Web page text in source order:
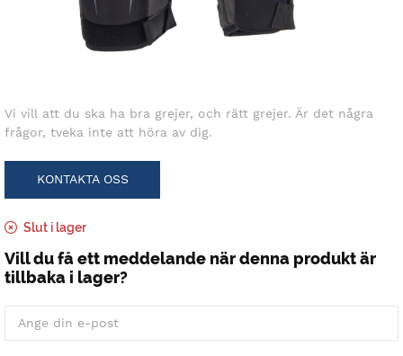
Vi vill att du ska ha bra grejer, och rätt grejer. Är det några
frågor, tveka inte att höra av dig.
KONTAKTA OSS
Slut i lager
Vill du få ett meddelande när denna produkt är
tillbaka i lager?